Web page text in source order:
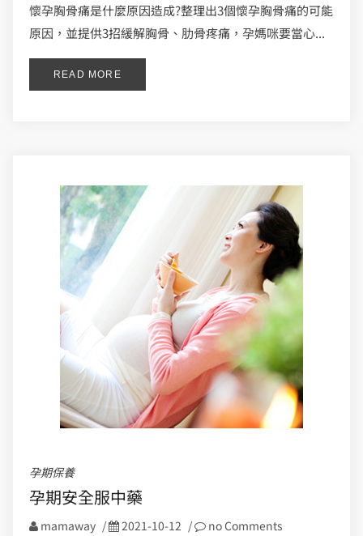
懷孕胸骨痛是什麼原因造成?整理出3個懷孕胸骨痛的可能
原因，並提供3招緩解胸骨、肋骨疼痛，孕媽咪要當心...
READ MORE
孕期保養
孕期安全服中藥
mamaway / 2021-10-12 / no Comments